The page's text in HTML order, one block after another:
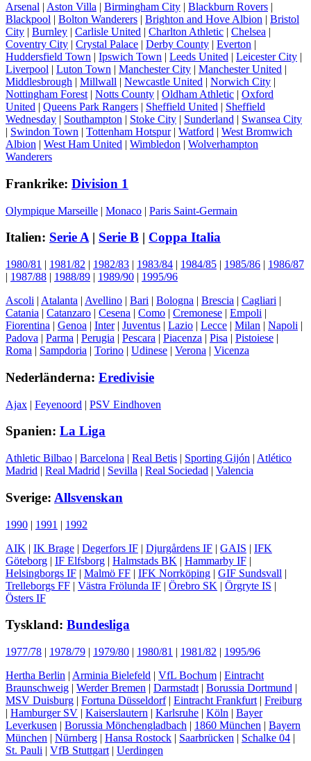
Arsenal | Aston Villa | Birmingham City | Blackburn Rovers |
Blackpool | Bolton Wanderers | Brighton and Hove Albion | Bristol
City | Burnley | Carlisle United | Charlton Athletic | Chelsea |
Coventry City | Crystal Palace | Derby County | Everton |
Huddersfield Town | Ipswich Town | Leeds United | Leicester City |
Liverpool | Luton Town | Manchester City | Manchester United |
Middlesbrough | Millwall | Newcastle United | Norwich City |
Nottingham Forest | Notts County | Oldham Athletic | Oxford
United | Queens Park Rangers | Sheffield United | Sheffield
Wednesday | Southampton | Stoke City | Sunderland | Swansea City
| Swindon Town | Tottenham Hotspur| Watford | West Bromwich
Albion | West Ham United | Wimbledon | Wolverhampton
Wanderers
Frankrike: Division 1
Olympique Marseille | Monaco | Paris Saint-Germain
Italien: Serie A| Serie B | Coppa Italia
1980/81 | 1981/82 | 1982/83 | 1983/84 | 1984/85 | 1985/86 | 1986/87
| 1987/88 | 1988/89 | 1989/90 | 1995/96
Ascoli | Atalanta | Avellino | Bari | Bologna | Brescia | Cagliari |
Catania | Catanzaro | Cesena | Como | Cremonese | Empoli |
Fiorentina | Genoa | Inter| Juventus | Lazio | Lecce | Milan | Napoli |
Padova | Parma | Perugia | Pescara | Piacenza | Pisa | Pistoiese |
Roma | Sampdoria | Torino | Udinese | Verona | Vicenza
Nederländerna: Eredivisie
Ajax | Feyenoord | PSV Eindhoven
Spanien: La Liga
Athletic Bilbao | Barcelona | Real Betis | Sporting Gijón | Atlético
Madrid | Real Madrid | Sevilla | Real Sociedad | Valencia
Sverige: Allsvenskan
1990 | 1991 | 1992
AIK | IK Brage | Degerfors IF | Djurgårdens IF | GAIS | IFK
Göteborg | IF Elfsborg | Halmstads BK | Hammarby IF |
Helsingborgs IF | Malmö FF | IFK Norrköping | GIF Sundsvall |
Trelleborgs FF | Västra Frölunda IF | Örebro SK | Örgryte IS |
Östers IF
Tyskland: Bundesliga
1977/78 | 1978/79 | 1979/80 | 1980/81 | 1981/82 | 1995/96
Hertha Berlin | Arminia Bielefeld | VfL Bochum | Eintracht
Braunschweig | Werder Bremen | Darmstadt | Borussia Dortmund |
MSV Duisburg | Fortuna Düsseldorf| Eintracht Frankfurt | Freiburg
| Hamburger SV | Kaiserslautern | Karlsruhe | Köln | Bayer
Leverkusen | Borussia Mönchengladbach | 1860 München | Bayern
München | Nürnberg | Hansa Rostock | Saarbrücken | Schalke 04 |
St. Pauli | VfB Stuttgart | Uerdingen